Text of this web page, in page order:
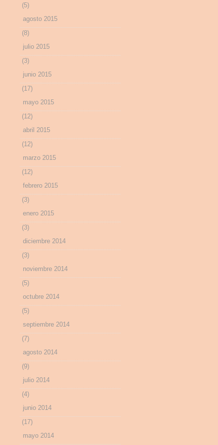
(5)
agosto 2015
(8)
julio 2015
(3)
junio 2015
(17)
mayo 2015
(12)
abril 2015
(12)
marzo 2015
(12)
febrero 2015
(3)
enero 2015
(3)
diciembre 2014
(3)
noviembre 2014
(5)
octubre 2014
(5)
septiembre 2014
(7)
agosto 2014
(9)
julio 2014
(4)
junio 2014
(17)
mayo 2014